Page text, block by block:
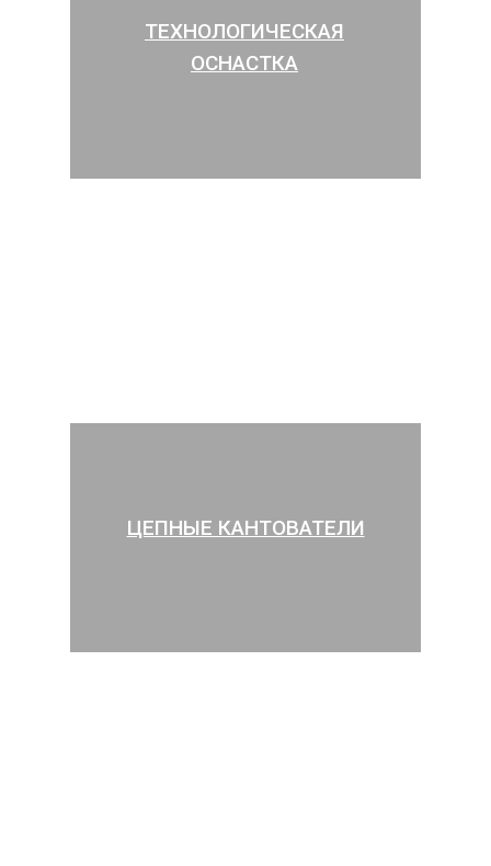
ТЕХНОЛОГИЧЕСКАЯ
ОСНАСТКА
ЦЕПНЫЕ КАНТОВАТЕЛИ